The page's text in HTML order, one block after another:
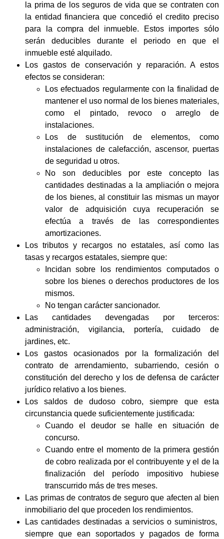
la prima de los seguros de vida que se contraten con
la entidad financiera que concedió el credito preciso
para la compra del inmueble. Estos importes sólo
serán deducibles durante el periodo en que el
inmueble esté alquilado.
Los gastos de conservación y reparación. A estos
efectos se consideran:
Los efectuados regularmente con la finalidad de
mantener el uso normal de los bienes materiales,
como el pintado, revoco o arreglo de
instalaciones.
Los de sustitución de elementos, como
instalaciones de calefacción, ascensor, puertas
de seguridad u otros.
No son deducibles por este concepto las
cantidades destinadas a la ampliación o mejora
de los bienes, al constituir las mismas un mayor
valor de adquisición cuya recuperación se
efectúa a través de las correspondientes
amortizaciones.
Los tributos y recargos no estatales, así como las
tasas y recargos estatales, siempre que:
Incidan sobre los rendimientos computados o
sobre los bienes o derechos productores de los
mismos.
No tengan carácter sancionador.
Las cantidades devengadas por terceros:
administración, vigilancia, portería, cuidado de
jardines, etc.
Los gastos ocasionados por la formalización del
contrato de arrendamiento, subarriendo, cesión o
constitución del derecho y los de defensa de carácter
jurídico relativo a los bienes.
Los saldos de dudoso cobro, siempre que esta
circunstancia quede suficientemente justificada:
Cuando el deudor se halle en situación de
concurso.
Cuando entre el momento de la primera gestión
de cobro realizada por el contribuyente y el de la
finalización del período impositivo hubiese
transcurrido más de tres meses.
Las primas de contratos de seguro que afecten al bien
inmobiliario del que proceden los rendimientos.
Las cantidades destinadas a servicios o suministros,
siempre que ean soportados y pagados de forma